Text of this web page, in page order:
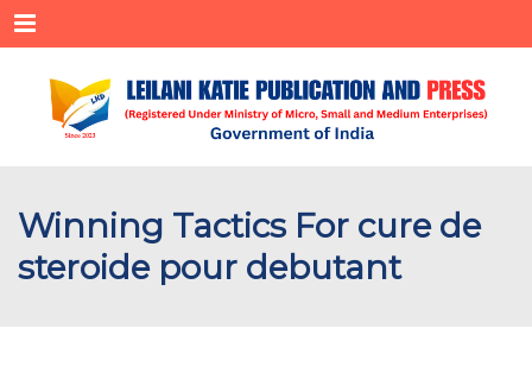
Menu
Winning Tactics For cure de
steroide pour debutant